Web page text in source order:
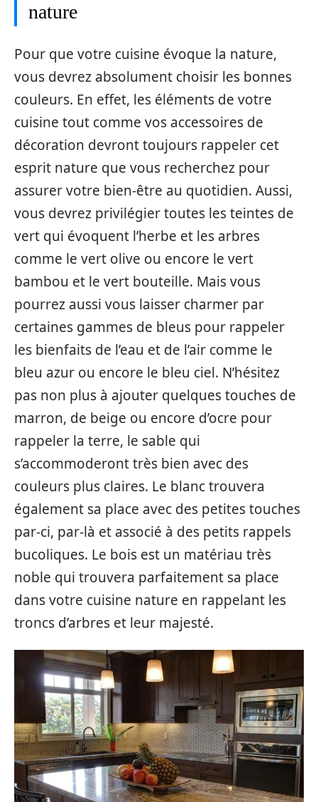
nature
Pour que votre cuisine évoque la nature,
vous devrez absolument choisir les bonnes
couleurs. En effet, les éléments de votre
cuisine tout comme vos accessoires de
décoration devront toujours rappeler cet
esprit nature que vous recherchez pour
assurer votre bien-être au quotidien. Aussi,
vous devrez privilégier toutes les teintes de
vert qui évoquent l’herbe et les arbres
comme le vert olive ou encore le vert
bambou et le vert bouteille. Mais vous
pourrez aussi vous laisser charmer par
certaines gammes de bleus pour rappeler
les bienfaits de l’eau et de l’air comme le
bleu azur ou encore le bleu ciel. N’hésitez
pas non plus à ajouter quelques touches de
marron, de beige ou encore d’ocre pour
rappeler la terre, le sable qui
s’accommoderont très bien avec des
couleurs plus claires. Le blanc trouvera
également sa place avec des petites touches
par-ci, par-là et associé à des petits rappels
bucoliques. Le bois est un matériau très
noble qui trouvera parfaitement sa place
dans votre cuisine nature en rappelant les
troncs d’arbres et leur majesté.